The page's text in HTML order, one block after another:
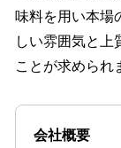
味料を用い本場
しい雰囲気と上
ことが求められ
会社概要